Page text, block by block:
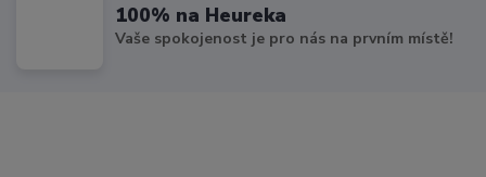
100% na Heureka
Vaše spokojenost je pro nás na prvním místě!